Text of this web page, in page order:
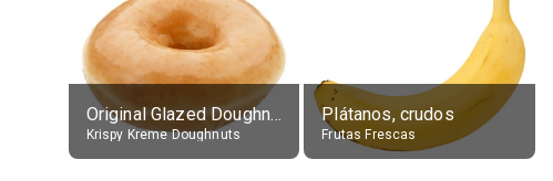
Original Glazed Doughnut
Krispy Kreme Doughnuts
Plátanos, crudos
Frutas Frescas